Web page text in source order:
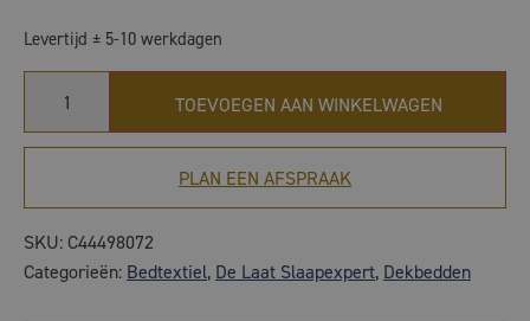
Levertijd ± 5-10 werkdagen
TOEVOEGEN AAN WINKELWAGEN
PLAN EEN AFSPRAAK
SKU: C44498072
Categorieën: Bedtextiel, De Laat Slaapexpert, Dekbedden